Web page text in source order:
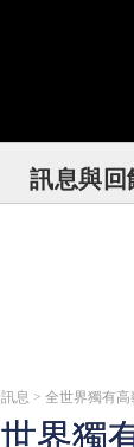
訊息與回
息 > 全世界獨有
界獨